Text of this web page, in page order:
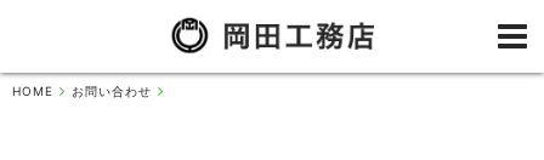
HOME お問い合わせ